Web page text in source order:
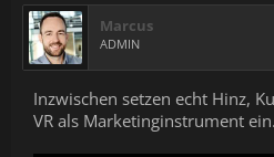
Marcus
ADMIN
Inzwischen setzen echt Hinz,
VR als Marketinginstrument